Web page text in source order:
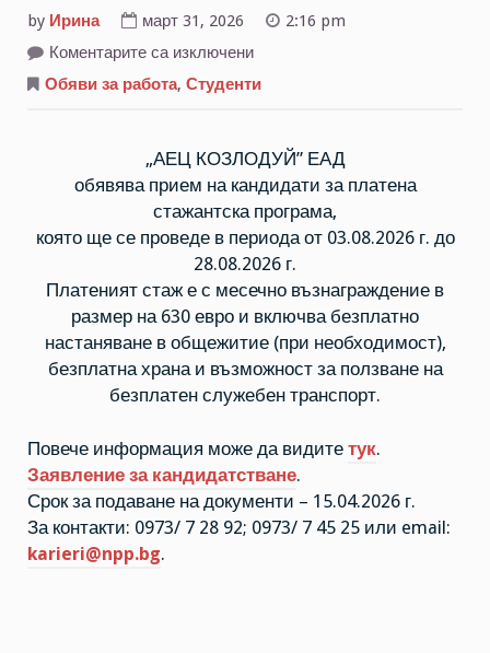
by Ирина март 31, 2026
2:16 pm
Коментарите са изключениза
летни
Козлодуй
ЕАД
Обяви за работа, Студенти
„АЕЦ КОЗЛОДУЙ” ЕАД
обявява прием на кандидати за платена
стажантска програма,
която ще се проведе в периода от 03.08.2026 г. до
28.08.2026 г.
Платеният стаж е с месечно възнаграждение в
размер на 630 евро и включва безплатно
настаняване в общежитие (при необходимост),
безплатна храна и възможност за ползване на
безплатен служебен транспорт.
Повече информация може да видите тук.
Заявление за кандидатстване.
Срок за подаване на документи – 15.04.2026 г.
За контакти: 0973/ 7 28 92; 0973/ 7 45 25 или email:
karieri@npp.bg.